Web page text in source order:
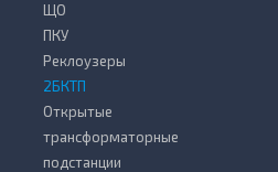
ЩО
ПКУ
Реклоузеры
2БКТП
Открытые
трансформаторные
подстанции